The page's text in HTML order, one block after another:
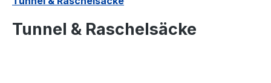
Tunnel & Raschelsäcke